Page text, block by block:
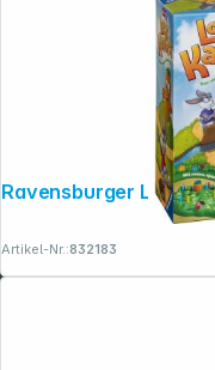
Artikel-Nr.:832183